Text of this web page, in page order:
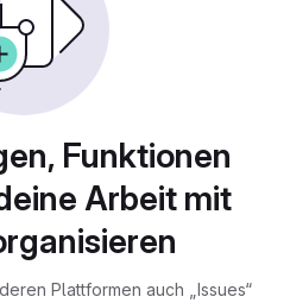
Funktionen
Arbeit mit
Plattformen auch „Issues“